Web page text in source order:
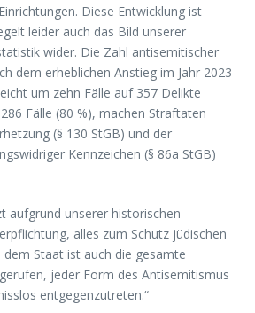
Diese Entwicklung ist
leider auch das Bild unserer
wider. Die Zahl antisemitischer
dem erheblichen Anstieg im Jahr 2023
um zehn Fälle auf 357 Delikte
Fälle (80 %), machen Straftaten
(§ 130 StGB) und der
Kennzeichen (§ 86a StGB)
aufgrund unserer historischen
alles zum Schutz jüdischen
dem Staat ist auch die gesamte
jeder Form des Antisemitismus
entgegenzutreten.“